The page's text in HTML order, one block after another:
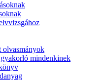
olvasmányok
mindenkinek